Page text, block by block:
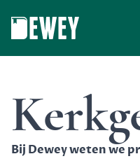
Bij Dewey weten we